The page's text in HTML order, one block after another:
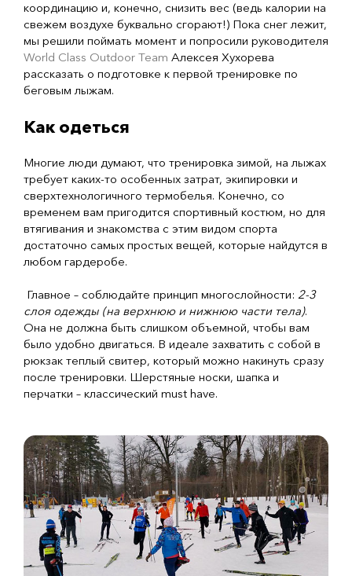
координацию и, конечно, снизить вес (ведь калории на
свежем воздухе буквально сгорают!) Пока снег лежит,
мы решили поймать момент и попросили руководителя
World Class Outdoor Team Алексея Хухорева
рассказать о подготовке к первой тренировке по
беговым лыжам.
Как одеться
Многие люди думают, что тренировка зимой, на лыжах
требует каких-то особенных затрат, экипировки и
сверхтехнологичного термобелья. Конечно, со
временем вам пригодится спортивный костюм, но для
втягивания и знакомства с этим видом спорта
достаточно самых простых вещей, которые найдутся в
любом гардеробе.
Главное – соблюдайте принцип многослойности: 2-3
слоя одежды (на верхнюю и нижнюю части тела).
Она не должна быть слишком объемной, чтобы вам
было удобно двигаться. В идеале захватить с собой в
рюкзак теплый свитер, который можно накинуть сразу
после тренировки. Шерстяные носки, шапка и
перчатки – классический must have.